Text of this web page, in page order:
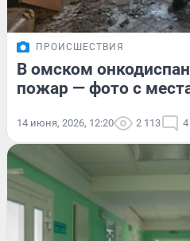
ПРОИСШЕСТВИЯ
В омском
пожар — фото с
14 июня, 2026, 12:20 2 113 4